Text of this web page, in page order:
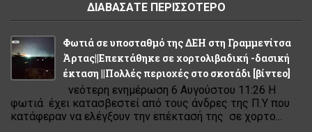
ΔΙΑΒΑΣΑΤΕ ΠΕΡΙΣΣΟΤΕΡΟ
Φωτιά σε υποσταθμό της ΔΕΗ στη Γραμμενίτσα
Άρτας||Επεκτάθηκε σε χορτολιβαδική -δασική
έκταση ||Πολλές περιοχές στο σκοτάδι [βίντεο]
νεότερη ενημέρωση 6 Αυγούστου 11:26 Η
φωτιά έχει κατασβεστεί από τους άνδρες της Π.Υ που
κατάφεραν να ελέγξουν την επέκτασή της σε χορτο...